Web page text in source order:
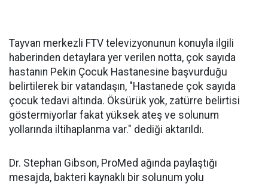
Tayvan merkezli FTV televizyonunun konuyla ilgili
haberinden detaylara yer verilen notta, çok sayıda
hastanın Pekin Çocuk Hastanesine başvurduğu
belirtilerek bir vatandaşın, "Hastanede çok sayıda
çocuk tedavi altında. Öksürük yok, zatürre belirtisi
göstermiyorlar fakat yüksek ateş ve solunum
yollarında iltihaplanma var." dediği aktarıldı.
Dr. Stephan Gibson, ProMed ağında paylaştığı
mesajda, bakteri kaynaklı bir solunum yolu